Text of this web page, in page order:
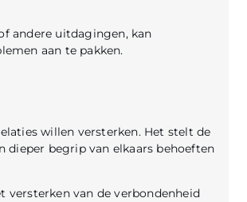
andere uitdagingen, kan
aan te pakken.
willen versterken. Het stelt de
dieper begrip van elkaars behoeften
versterken van de verbondenheid